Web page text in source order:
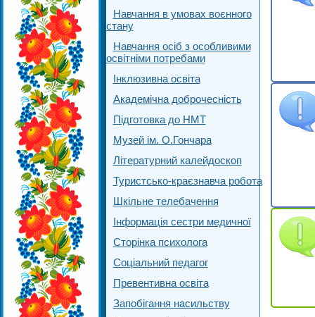
Навчання в умовах воєнного
стану
Навчання осіб з особливими
освітніми потребами
Інклюзивна освіта
Академічна доброчесність
Підготовка до НМТ
Музей ім. О.Гончара
Літературний калейдоскоп
Туристсько-краєзнавча робота
Шкільне телебачення
Інформація сестри медичної
Сторінка психолога
Соціальний педагог
Превентивна освіта
Запобігання насильству